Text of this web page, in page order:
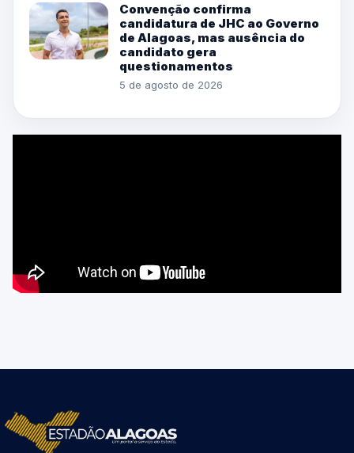
Convenção confirma
candidatura de JHC ao Governo
de Alagoas, mas ausência do
candidato gera
questionamentos
5 de agosto de 2026